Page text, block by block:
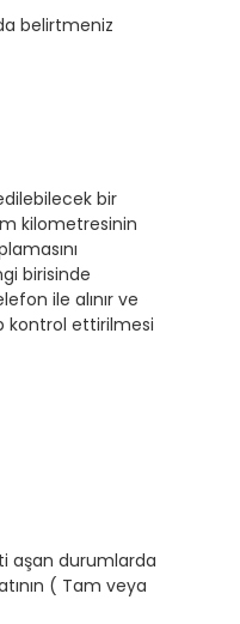
belirtmeniz
bir
kilometresinin
birisinde
ile alınır ve
kontrol ettirilmesi
aşan durumlarda
( Tam veya